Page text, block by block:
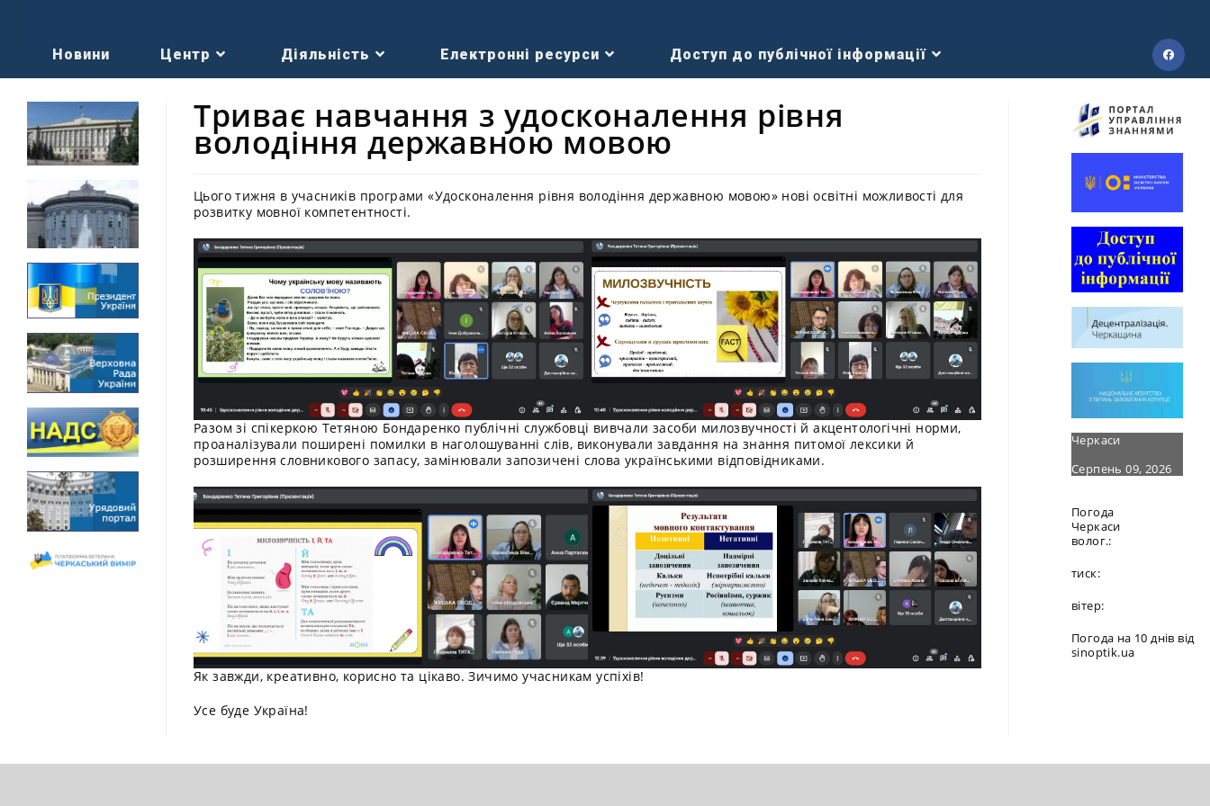
Новини Центр Діяльність Електронні ресурси Доступ до публічної інформації
Триває навчання з удосконалення рівня
володіння державною мовою
Цього тижня в учасників програми «Удосконалення рівня володіння державною мовою» нові освітні можливості для
розвитку мовної компетентності.
Разом зі спікеркою Тетяною Бондаренко публічні службовці вивчали засоби милозвучності й акцентологічні норми,
проаналізували поширені помилки в наголошуванні слів, виконували завдання на знання питомої лексики й
розширення словникового запасу, замінювали запозичені слова українськими відповідниками.
Як завжди, креативно, корисно та цікаво. Зичимо учасникам успіхів!
Усе буде Україна!
Черкаси
Серпень 09, 2026
Погода
Черкаси
волог.:
тиск:
вітер:
Погода на 10 днів від
sinoptik.ua